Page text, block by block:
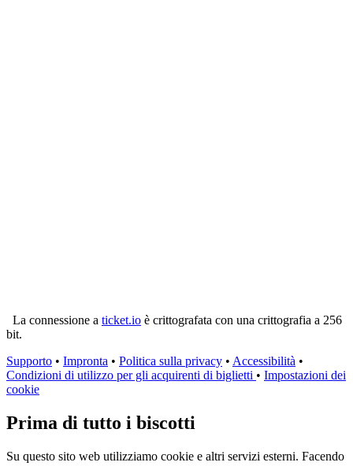
La connessione a ticket.io è crittografata con una crittografia a 256
bit.
Supporto • Impronta • Politica sulla privacy • Accessibilità •
Condizioni di utilizzo per gli acquirenti di biglietti • Impostazioni dei
cookie
Prima di tutto i biscotti
Su questo sito web utilizziamo cookie e altri servizi esterni. Facendo